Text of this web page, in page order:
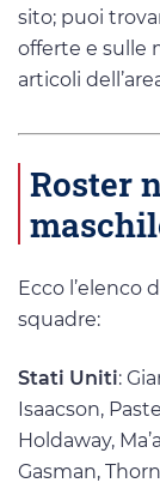
sito; puoi
offerte e sulle
articoli
Roster
Ecco l’elenco
squadre:
Stati Uniti:
Isaacson,
Holdaway,
Gasman,